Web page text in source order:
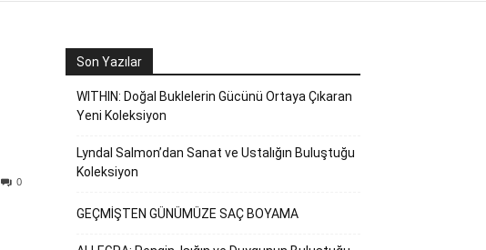
0
Son Yazılar
WITHIN: Doğal Buklelerin Gücünü Ortaya Çıkaran
Yeni Koleksiyon
Lyndal Salmon’dan Sanat ve Ustalığın Buluştuğu
Koleksiyon
GEÇMİŞTEN GÜNÜMÜZE SAÇ BOYAMA